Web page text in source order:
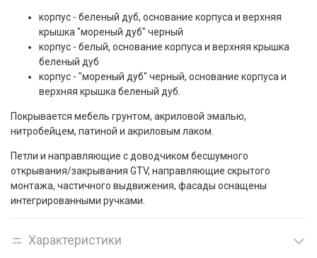
корпус - беленый дуб, основание корпуса и верхняя
крышка "мореный дуб" черный
корпус - белый, основание корпуса и верхняя крышка
беленый дуб
корпус - "мореный дуб" черный, основание корпуса и
верхняя крышка беленый дуб.
Покрывается мебель грунтом, акриловой эмалью,
нитробейцем, патиной и акриловым лаком.
Петли и направляющие с доводчиком бесшумного
открывания/закрывания GTV, направляющие скрытого
монтажа, частичного выдвижения, фасады оснащены
интегрированными ручками.
Характеристики